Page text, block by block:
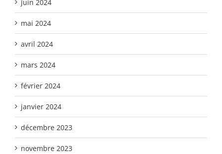
juin 2024
mai 2024
avril 2024
mars 2024
février 2024
janvier 2024
décembre 2023
novembre 2023